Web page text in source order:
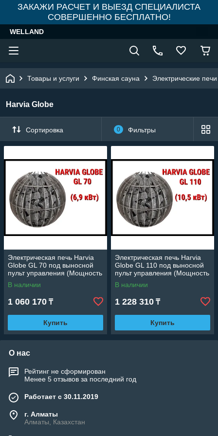
ЗАКАЖИ РАСЧЕТ И ВЫЕЗД СПЕЦИАЛИСТА
СОВЕРШЕННО БЕСПЛАТНО!
WELLAND
Товары и услуги Финская сауна Электрические печи
Harvia Globe
Сортировка 0 Фильтры
Электрическая печь Harvia
Globe GL 70 под выносной
пульт управления (Мощность
6,9 кВт, объем 6-10 м3)
В наличии
1 060 170 ₸
Купить
Электрическая печь Harvia
Globe GL 110 под выносной
пульт управления (Мощность
10,5 кВт, объем 9-15 м3)
В наличии
1 228 310 ₸
Купить
О нас
Рейтинг не сформирован
Менее 5 отзывов за последний год
Работает с 30.11.2019
г. Алматы
Алматы, Казахстан